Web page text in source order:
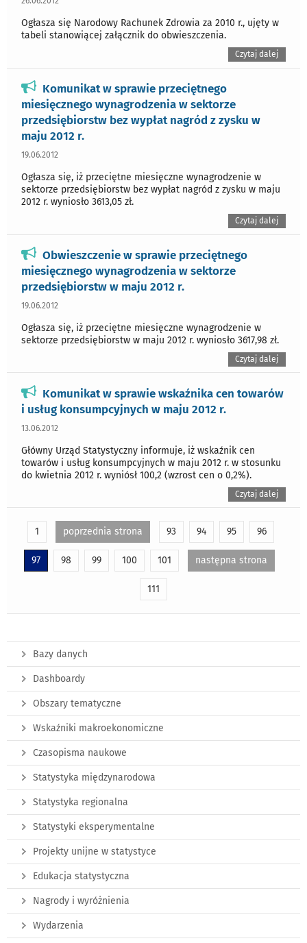
Ogłasza się Narodowy Rachunek Zdrowia za 2010 r., ujęty w
tabeli stanowiącej załącznik do obwieszczenia.
Czytaj dalej
Komunikat w sprawie przeciętnego
miesięcznego wynagrodzenia w sektorze
przedsiębiorstw bez wypłat nagród z zysku w
maju 2012 r.
19.06.2012
Ogłasza się, iż przeciętne miesięczne wynagrodzenie w
sektorze przedsiębiorstw bez wypłat nagród z zysku w maju
2012 r. wyniosło 3613,05 zł.
Czytaj dalej
Obwieszczenie w sprawie przeciętnego
miesięcznego wynagrodzenia w sektorze
przedsiębiorstw w maju 2012 r.
19.06.2012
Ogłasza się, iż przeciętne miesięczne wynagrodzenie w
sektorze przedsiębiorstw w maju 2012 r. wyniosło 3617,98 zł.
Czytaj dalej
Komunikat w sprawie wskaźnika cen towarów
i usług konsumpcyjnych w maju 2012 r.
13.06.2012
Główny Urząd Statystyczny informuje, iż wskaźnik cen
towarów i usług konsumpcyjnych w maju 2012 r. w stosunku
do kwietnia 2012 r. wyniósł 100,2 (wzrost cen o 0,2%).
Czytaj dalej
1 poprzednia strona 93 94 95 96
97 98 99 100 101 następna strona
111
Bazy danych
Dashboardy
Obszary tematyczne
Wskaźniki makroekonomiczne
Czasopisma naukowe
Statystyka międzynarodowa
Statystyka regionalna
Statystyki eksperymentalne
Projekty unijne w statystyce
Edukacja statystyczna
Nagrody i wyróżnienia
Wydarzenia